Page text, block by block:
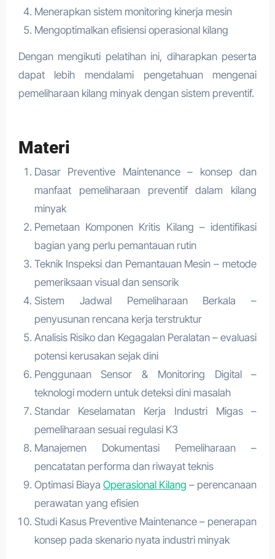
Menerapkan sistem monitoring kinerja mesin
Mengoptimalkan efisiensi operasional kilang
Dengan mengikuti pelatihan ini, diharapkan peserta
dapat lebih mendalami pengetahuan mengenai
pemeliharaan kilang minyak dengan sistem preventif.
Materi
Dasar Preventive Maintenance – konsep dan
manfaat pemeliharaan preventif dalam kilang
minyak
Pemetaan Komponen Kritis Kilang – identifikasi
bagian yang perlu pemantauan rutin
Teknik Inspeksi dan Pemantauan Mesin – metode
pemeriksaan visual dan sensorik
Sistem Jadwal Pemeliharaan Berkala –
penyusunan rencana kerja terstruktur
Analisis Risiko dan Kegagalan Peralatan – evaluasi
potensi kerusakan sejak dini
Penggunaan Sensor & Monitoring Digital –
teknologi modern untuk deteksi dini masalah
Standar Keselamatan Kerja Industri Migas –
pemeliharaan sesuai regulasi K3
Manajemen Dokumentasi Pemeliharaan –
pencatatan performa dan riwayat teknis
Optimasi Biaya Operasional Kilang – perencanaan
perawatan yang efisien
Studi Kasus Preventive Maintenance – penerapan
konsep pada skenario nyata industri minyak